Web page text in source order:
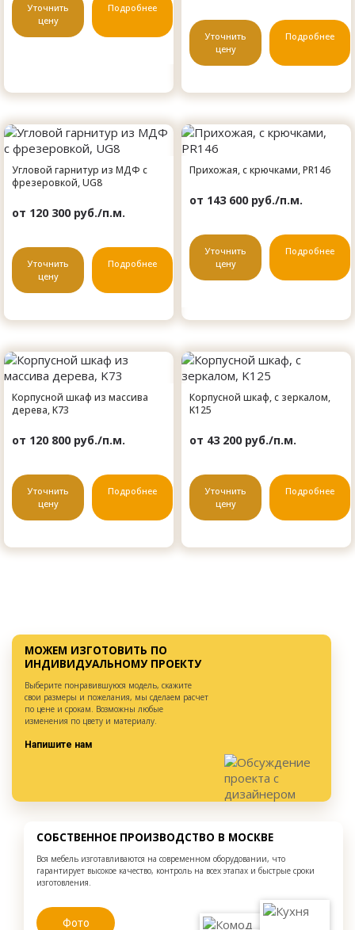
Уточнить
цену
Подробнее
Уточнить
цену
Подробнее
Угловой гарнитур из МДФ с
фрезеровкой, UG8
от 120 300 руб./п.м.
Уточнить
цену
Подробнее
Прихожая, с крючками, PR146
от 143 600 руб./п.м.
Уточнить
цену
Подробнее
Корпусной шкаф из массива
дерева, K73
от 120 800 руб./п.м.
Уточнить
цену
Подробнее
Корпусной шкаф, с зеркалом,
K125
от 43 200 руб./п.м.
Уточнить
цену
Подробнее
МОЖЕМ ИЗГОТОВИТЬ ПО
ИНДИВИДУАЛЬНОМУ ПРОЕКТУ
Выберите понравившуюся модель, скажите
свои размеры и пожелания, мы сделаем расчет
по цене и срокам. Возможны любые
изменения по цвету и материалу.
Напишите нам
СОБСТВЕННОЕ ПРОИЗВОДСТВО В МОСКВЕ
Вся мебель изготавливаются на современном оборудовании, что
гарантирует высокое качество, контроль на всех этапах и быстрые сроки
изготовления.
Фото